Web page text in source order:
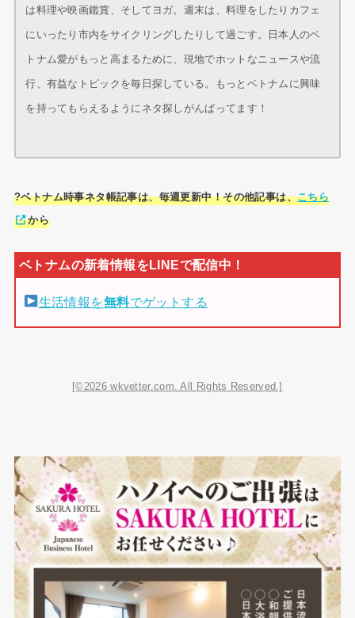
は料理や映画鑑賞、そしてヨガ。週末は、料理をしたりカフェ
にいったり市内をサイクリングしたりして過ごす。日本人のベ
トナム愛がもっと高まるために、現地でホットなニュースや流
行、有益なトピックを毎日探している。もっとベトナムに興味
を持ってもらえるようにネタ探しがんばってます！
?ベトナム時事ネタ帳記事は、毎週更新中！その他記事は、こちら
から
生活情報を無料でゲットする
[©2026 wkvetter.com. All Rights Reserved.]